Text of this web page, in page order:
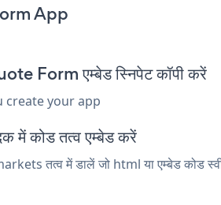
App
Form एम्बेड स्निपेट कॉपी करें
create your app
में कोड तत्व एम्बेड करें
तत्व में डालें जो html या एम्बेड कोड